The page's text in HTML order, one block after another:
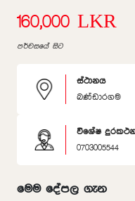
160,000 LKR
පර්චසයේ සිට
ස්ථානය
බණ්ඩාරගම
විශේෂ
0703005544
මෙම දේපල ගැන